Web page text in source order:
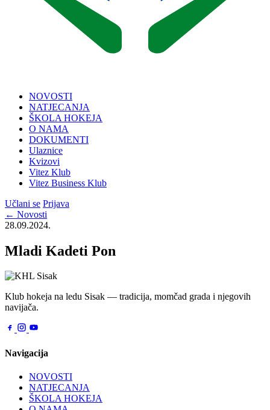
NOVOSTI
NATJECANJA
ŠKOLA HOKEJA
O NAMA
DOKUMENTI
Ulaznice
Kvizovi
Vitez Klub
Vitez Business Klub
Učlani se Prijava
← Novosti
28.09.2024.
Mladi Kadeti Pon
Klub hokeja na ledu Sisak — tradicija, momčad grada i njegovih
navijača.
Navigacija
NOVOSTI
NATJECANJA
ŠKOLA HOKEJA